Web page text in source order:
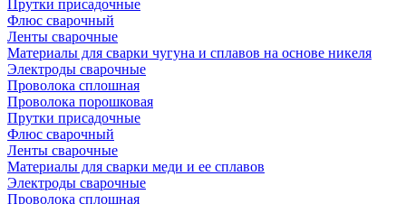
Прутки присадочные
Флюс сварочный
Ленты сварочные
Материалы для сварки чугуна и сплавов на основе никеля
Электроды сварочные
Проволока сплошная
Проволока порошковая
Прутки присадочные
Флюс сварочный
Ленты сварочные
Материалы для сварки меди и ее сплавов
Электроды сварочные
Проволока сплошная